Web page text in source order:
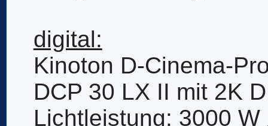
digital:
Kinoton D-Cinema-
DCP 30 LX II mit 2K
Lichtleistung: 3000 W